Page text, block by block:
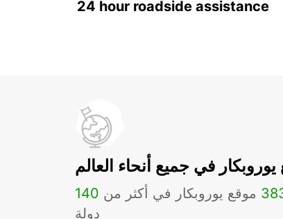
24 hour roadside assistance
يوروبكار في جميع أنحاء العالم
موقع يوروبكار في أكثر من 140
دولة